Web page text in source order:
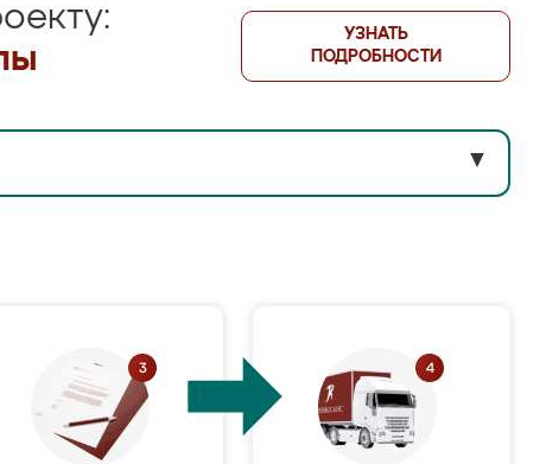
УЗНАТЬ
ПОДРОБНОСТИ
▼